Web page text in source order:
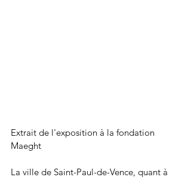
Extrait de l'exposition à la fondation
Maeght
La ville de Saint-Paul-de-Vence, quant à